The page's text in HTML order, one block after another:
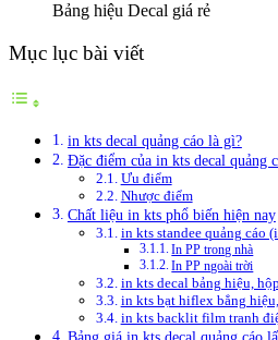
Bảng hiệu Decal giá rẻ
Mục lục bài viết
in kts decal quảng cáo là gì?
Đặc điểm của in kts decal quảng
Ưu điểm
Nhược điểm
Chất liệu in kts phổ biến hiện nay
in kts standee quảng cáo
In PP trong nhà
In PP ngoài trời
in kts decal bảng hiệu,
in kts bạt hiflex bẳng
in kts backlit film tranh
Bảng giá in kts decal quảng cáo